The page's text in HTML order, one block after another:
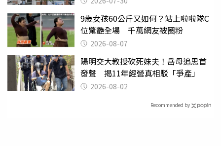
9歲女孩60公斤又如何？站上啦啦隊C
位驚艷全場 千萬網友被圈粉
2026-08-07
陽明交大教授砍死妹夫！岳母追思首
發聲 揭11年經營真相駁「爭產」
2026-08-02
Recommended by